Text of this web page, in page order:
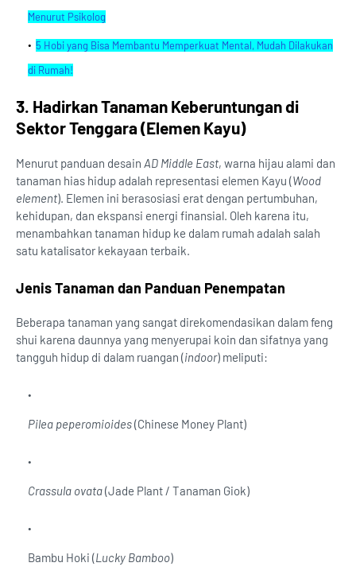
Menurut Psikolog
5 Hobi yang Bisa Membantu Memperkuat Mental, Mudah Dilakukan
di Rumah!
3. Hadirkan Tanaman Keberuntungan di
Sektor Tenggara (Elemen Kayu)
Menurut panduan desain AD Middle East, warna hijau alami dan
tanaman hias hidup adalah representasi elemen Kayu (Wood
element). Elemen ini berasosiasi erat dengan pertumbuhan,
kehidupan, dan ekspansi energi finansial. Oleh karena itu,
menambahkan tanaman hidup ke dalam rumah adalah salah
satu katalisator kekayaan terbaik.
Jenis Tanaman dan Panduan Penempatan
Beberapa tanaman yang sangat direkomendasikan dalam feng
shui karena daunnya yang menyerupai koin dan sifatnya yang
tangguh hidup di dalam ruangan (indoor) meliputi:
Pilea peperomioides(Chinese Money Plant)
Crassula ovata(Jade Plant / Tanaman Giok)
Bambu Hoki (Lucky Bamboo)